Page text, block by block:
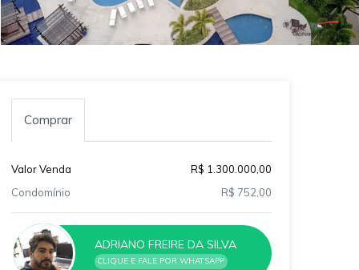
Comprar
Valor Venda
R$ 1.300.000,00
Condomínio
R$ 752,00
ADRIANO FREIRE DA SILVA
CLIQUE E FALE POR WHATSAPP